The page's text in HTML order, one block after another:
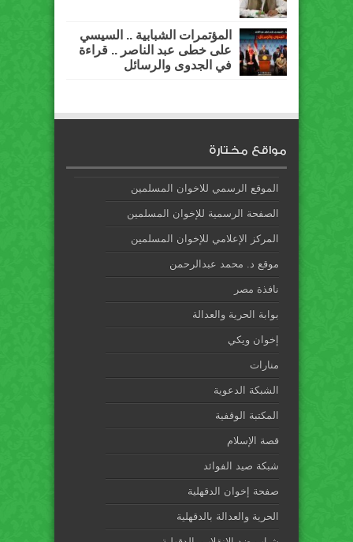
المؤتمرات الشبابية .. السيسي
على خطى عبد الناصر .. قراءة
في الجدوى والرسائل
مواقع مختارة
الموقع الرسمي للاخوان المسلمين
الصفحة الرسمية للإخوان المسلمين
المركز الإعلامي للإخوان المسلمين
موقع د. محمد عبدالرحمن
نافذة مصر
بوابة الحرية والعدالة
إخوان ويكي
منارات
الشبكة الدعوية
المكتبة الوقفية
قصة الإسلام
شبكة صيد الفوائد
صفحة إخوان الدقهلية
الحرية والعدالة بالدقهلية